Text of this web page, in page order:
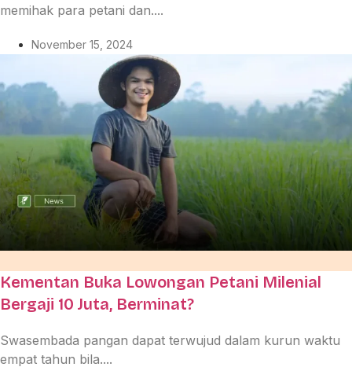
memihak para petani dan....
November 15, 2024
Kementan Buka Lowongan Petani Milenial
Bergaji 10 Juta, Berminat?
Swasembada pangan dapat terwujud dalam kurun waktu
empat tahun bila....